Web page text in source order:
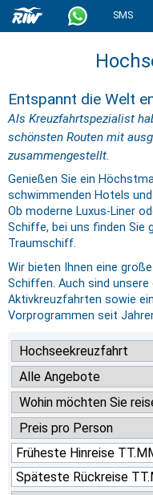
SMS
Entspannt die Welt
Als Kreuzfahrtspezialist
schönsten Routen mit
zusammengestellt.
Genießen Sie ein
schwimmenden Hotels
Ob moderne Luxus-Liner
Schiffe, bei uns finden Sie
Traumschiff.
Wir bieten Ihnen eine
Schiffen. Auch sind unsere
Aktivkreuzfahrten sowie
Vorprogrammen seit